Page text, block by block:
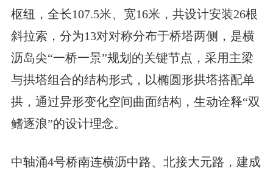
枢纽，全长107.5米、宽16米，共设计安装26根
斜拉索，分为13对对称分布于桥塔两侧，是横
沥岛尖“一桥一景”规划的关键节点，采用主梁
与拱塔组合的结构形式，以椭圆形拱塔搭配单
拱，通过异形变化空间曲面结构，生动诠释“双
鳍逐浪”的设计理念。
中轴涌4号桥南连横沥中路、北接大元路，建成